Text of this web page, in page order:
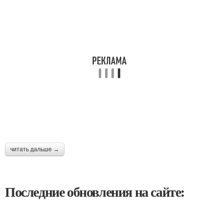
читать дальше →
Последние обновления на сайте: